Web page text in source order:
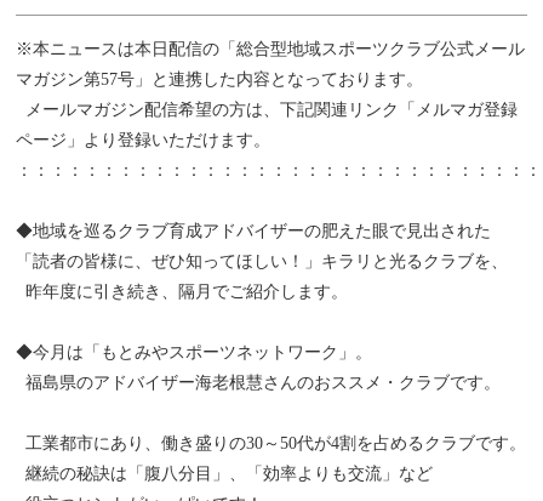
※本ニュースは本日配信の「総合型地域スポーツクラブ公式メール
マガジン第57号」と連携した内容となっております。
メールマガジン配信希望の方は、下記関連リンク「メルマガ登録
ページ」より登録いただけます。
：：：：：：：：：：：：：：：：：：：：：：：：：：：：：：
◆地域を巡るクラブ育成アドバイザーの肥えた眼で見出された
「読者の皆様に、ぜひ知ってほしい！」キラリと光るクラブを、
昨年度に引き続き、隔月でご紹介します。
◆今月は「もとみやスポーツネットワーク」。
福島県のアドバイザー海老根慧さんのおススメ・クラブです。
工業都市にあり、働き盛りの30～50代が4割を占めるクラブです。
継続の秘訣は「腹八分目」、「効率よりも交流」など